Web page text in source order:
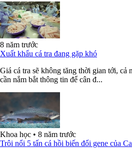
8 năm trước
Xuất khẩu cá tra đang gặp khó
Giá cá tra sẽ không tăng thời gian tới, cả
cần nắm bắt thông tin để cân đ...
Khoa học • 8 năm trước
Trôi nổi 5 tấn cá hồi biến đổi gene của